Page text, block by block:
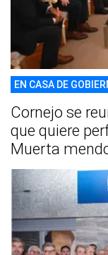
EN CASA DE
Cornejo se
que quiere
Muerta